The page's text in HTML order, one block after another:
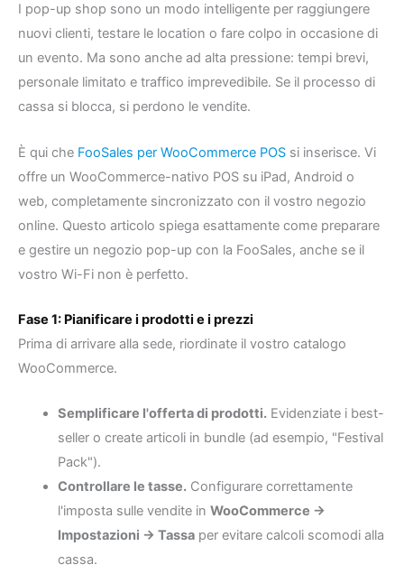
I pop-up shop sono un modo intelligente per raggiungere
nuovi clienti, testare le location o fare colpo in occasione di
un evento. Ma sono anche ad alta pressione: tempi brevi,
personale limitato e traffico imprevedibile. Se il processo di
cassa si blocca, si perdono le vendite.
È qui che FooSales per WooCommerce POS si inserisce. Vi
offre un WooCommerce-nativo POS su iPad, Android o
web, completamente sincronizzato con il vostro negozio
online. Questo articolo spiega esattamente come preparare
e gestire un negozio pop-up con la FooSales, anche se il
vostro Wi-Fi non è perfetto.
Fase 1: Pianificare i prodotti e i prezzi
Prima di arrivare alla sede, riordinate il vostro catalogo
WooCommerce.
Semplificare l'offerta di prodotti.Evidenziate i best-
seller o create articoli in bundle (ad esempio, "Festival
Pack").
Controllare le tasse.Configurare correttamente
l'imposta sulle vendite in WooCommerce →
Impostazioni → Tassaper evitare calcoli scomodi alla
cassa.